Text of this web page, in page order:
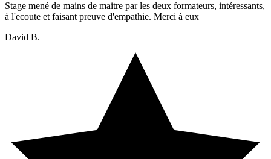
Stage mené de mains de maitre par les deux formateurs, intéressants,
à l'ecoute et faisant preuve d'empathie. Merci à eux
David B.